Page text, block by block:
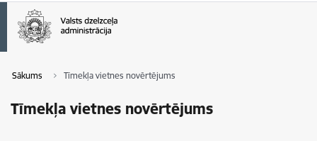
Sākums Tīmekļa vietnes novērtējums
Tīmekļa vietnes novērtējums